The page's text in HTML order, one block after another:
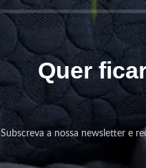
Quer
Subscreva a nossa newsletter e